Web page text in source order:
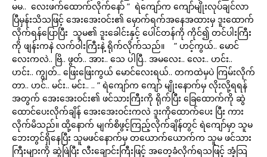
မမ.. လေးဖက်ထောက်လိုက်နော် ” ရဲကျော်က ကျော်မျိုးလုပ်ချင်လာ
ပြီမှန်းသိသဖြင့် အေးအေးဝင်း၏ မှောက်ရက်အနေအထားမှ ဒူးထောက်
လိုက်ရန်ပြောပြီး သူမ၏ ဒူးခေါင်းနှင့် ပေါင်တန်ကို ကိုင်၍ တင်ပါးကြီး
ကို ဖျန်းကနဲ လက်ဝါးကြီးနဲ့ ရိုက်လိုက်သည်။ ” ဟင့်ကွယ်.. မောင်
လေးကလဲ.. ဗြိ.. ဖွတ်.. အား.. သေ ပါပြီ.. အမလေး.. လေး.. ဟင်း..
ဟင်း.. ကျွတ်.. ဖြေးဖြေးကွယ် မောင်လေးရယ်.. တကထဲမှပဲ ကြမ်းလိုက်
တာ.. ဟင်.. မင်း.. မင်း.. .. ” ရဲကျော်က ကျော် မျိုးနောက်မှ လိုးလို့ရရန်
အတွက် အေးအေးဝင်း၏ ဖင်သားကြီးကို ရိုက်ပြီး ခြေထောက်ကို ဆွဲ
ထောင်ပေးလိုက်ချိန် အေးအေးဝင်းကလဲ ဒူးကိုထောက်ပေး ပြီး ကား
လိုက်မိသည်။ ထို့နောက် မျက်စိဖွင့်ကြည့်လိုက်ချိန်တွင် ရဲကျော်မှာ သူမ
ဘေးတွင်ရှိနေပြီး သူမဖင်နောက်မှ တယောက်ယောက်က သူမ ဖင်သား
ကြီးများကို ဆွဲဖြဲပြီး လီးချောင်းကြီးဖြင့် အတေ့ခံလိုက်ရသဖြင့် အံ့သြ